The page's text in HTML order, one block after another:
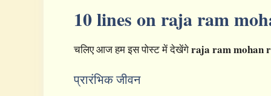
10 lines on raja ram
चलिए आज हम इस पोस्ट में देखेंगेraja ram mohan
प्रारंभिक जीवन